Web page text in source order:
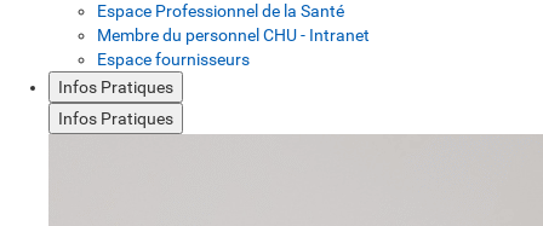
Espace Professionnel de la Santé
Membre du personnel CHU - Intranet
Espace fournisseurs
Infos Pratiques
Infos Pratiques